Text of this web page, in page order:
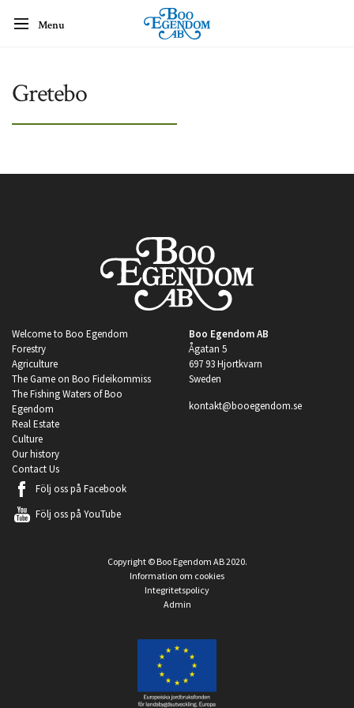
Menu
Gretebo
Welcome to Boo Egendom
Forestry
Agriculture
The Game on Boo Fideikommiss
The Fishing Waters of Boo
Egendom
Real Estate
Culture
Our history
Contact Us
Boo Egendom AB
Ågatan 5
697 93 Hjortkvarn
Sweden
kontakt@booegendom.se
Följ oss på Facebook
Följ oss på YouTube
Copyright © Boo Egendom AB 2020.
Information om cookies
Integritetspolicy
Admin